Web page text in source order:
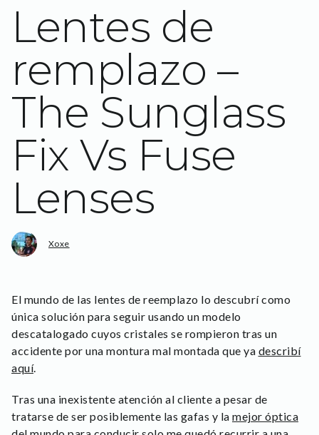
Lentes de
remplazo –
The Sunglass
Fix Vs Fuse
Lenses
Xoxe
El mundo de las lentes de reemplazo lo descubrí como
única solución para seguir usando un modelo
descatalogado cuyos cristales se rompieron tras un
accidente por una montura mal montada que ya describí
aquí.
Tras una inexistente atención al cliente a pesar de
tratarse de ser posiblemente las gafas y la mejor óptica